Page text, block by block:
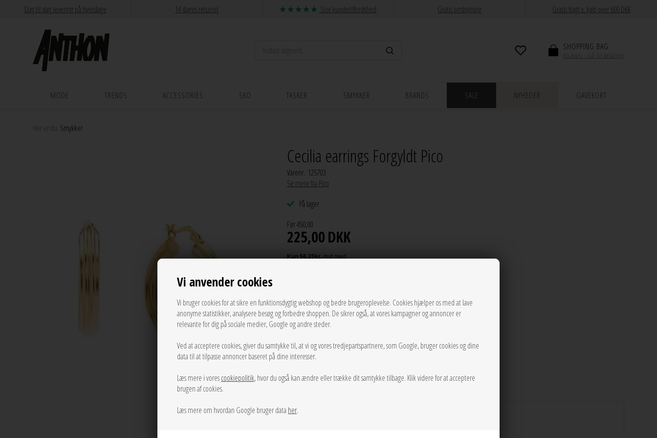
Vi anvender cookies
Vi bruger cookies for at sikre en funktionsdygtig webshop og bedre brugeroplevelse. Cookies hjælper os med at lave
anonyme statistikker, analysere besøg og forbedre shoppen. De sikrer også, at vores kampagner og annoncer er
relevante for dig på sociale medier, Google og andre steder.
Ved at acceptere cookies, giver du samtykke til, at vi og vores tredjepartspartnere, som Google, bruger cookies og dine
data til at tilpasse annoncer baseret på dine interesser.
Læs mere i vorescookiepolitik, hvor du også kan ændre eller trække dit samtykke tilbage. Klik videre for at acceptere
brugen af cookies.
Læs mere om hvordan Google bruger data her.
Dag til dag levering på hverdage 14 dages returret Stor kundetilfredshed Gratis ombytning Gratis fragt v. køb over 600 DKK
SHOPPING BAG
MODE TRENDS ACCESSORIES SKO TASKER SMYKKER BRANDS SALE NYHEDER GAVEKORT
Her er du: Smykker
Cecilia earrings Forgyldt Pico
Varenr.: 125703
Se mere fra Pico
På lager
Før 450,00
225,00DKK
Tilføj til Ønskeskyen
Prisen er for et sæt.